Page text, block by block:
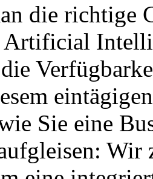
die richtige
Sie eine
Wir